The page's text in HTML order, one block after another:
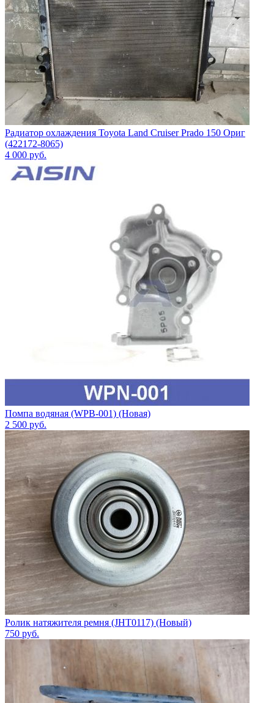
Радиатор охлаждения Toyota Land Cruiser Prado 150 Ориг
(422172-8065)
4 000 руб.
Помпа водяная (WPB-001) (Новая)
2 500 руб.
Ролик натяжителя ремня (JHT0117) (Новый)
750 руб.